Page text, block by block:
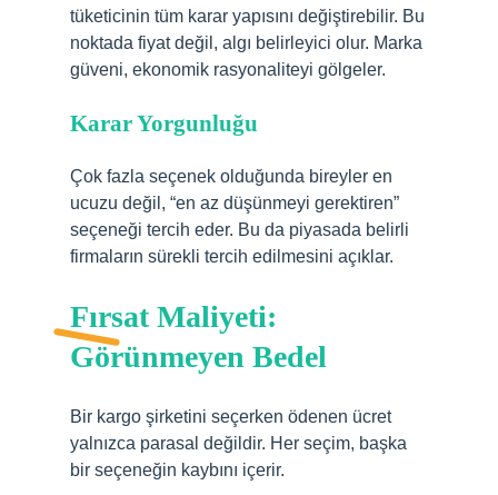
tüketicinin tüm karar yapısını değiştirebilir. Bu
noktada fiyat değil, algı belirleyici olur. Marka
güveni, ekonomik rasyonaliteyi gölgeler.
Karar Yorgunluğu
Çok fazla seçenek olduğunda bireyler en
ucuzu değil, “en az düşünmeyi gerektiren”
seçeneği tercih eder. Bu da piyasada belirli
firmaların sürekli tercih edilmesini açıklar.
Fırsat Maliyeti:
Görünmeyen Bedel
Bir kargo şirketini seçerken ödenen ücret
yalnızca parasal değildir. Her seçim, başka
bir seçeneğin kaybını içerir.